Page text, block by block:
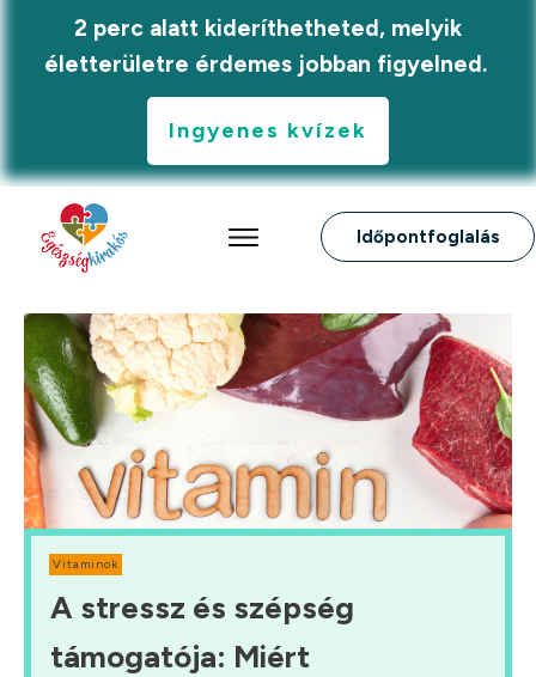
2 perc alatt kideríthetheted, melyik
életterületre érdemes jobban figyelned.
Ingyenes kvízek
Időpontfoglalás
Vitaminok
A stressz és szépség
támogatója: Miért